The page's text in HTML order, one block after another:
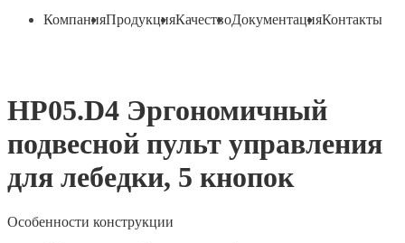
КомпанияПродукцияКачествоДокументацияКонтакты
HP05.D4 Эргономичный
подвесной пульт управления
для лебедки, 5 кнопок
Особенности конструкции